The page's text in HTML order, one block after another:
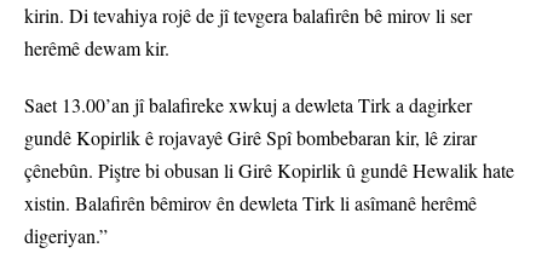
kirin. Di tevahiya rojê de jî tevgera balafirên bê mirov li ser
herêmê dewam kir.
Saet 13.00’an jî balafireke xwkuj a dewleta Tirk a dagirker
gundê Kopirlik ê rojavayê Girê Spî bombebaran kir, lê zirar
çênebûn. Piştre bi obusan li Girê Kopirlik û gundê Hewalik hate
xistin. Balafirên bêmirov ên dewleta Tirk li asîmanê herêmê
digeriyan.”